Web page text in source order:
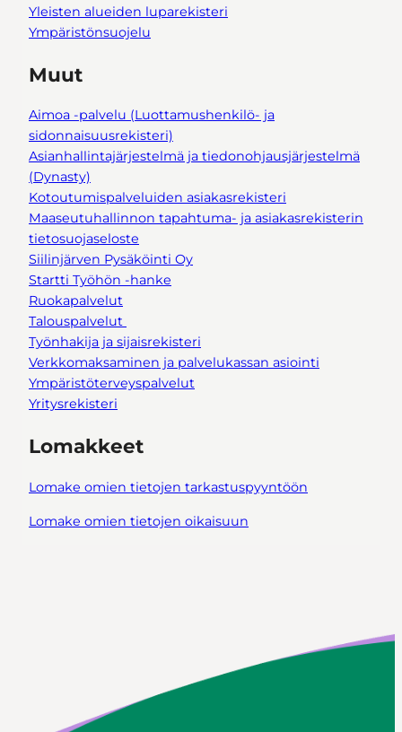
Yleisten alueiden luparekisteri
Ympäristönsuojelu
Muut
Aimoa -palvelu (Luottamushenkilö- ja
sidonnaisuusrekisteri)
Asianhallintajärjestelmä ja tiedonohjausjärjestelmä
(Dynasty)
Kotoutumispalveluiden asiakasrekisteri
Maaseutuhallinnon tapahtuma- ja asiakasrekisterin
tietosuojaseloste
Siilinjärven Pysäköinti Oy
Startti Työhön -hanke
Ruokapalvelut
Talouspalvelut
Työnhakija ja sijaisrekisteri
Verkkomaksaminen ja palvelukassan asiointi
Ympäristöterveyspalvelut
Yritysrekisteri
Lomakkeet
Lomake omien tietojen tarkastuspyyntöön
Lomake omien tietojen oikaisuun